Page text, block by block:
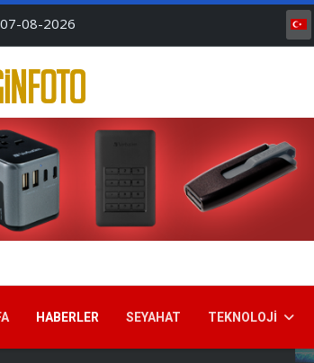
08-2026
HABERLER SEYAHAT TEKNOLOJI